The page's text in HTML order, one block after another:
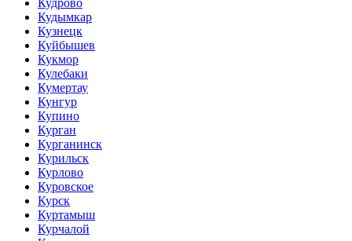
Кудрово
Кудымкар
Кузнецк
Куйбышев
Кукмор
Кулебаки
Кумертау
Кунгур
Купино
Курган
Курганинск
Курильск
Курлово
Куровское
Курск
Куртамыш
Курчалой